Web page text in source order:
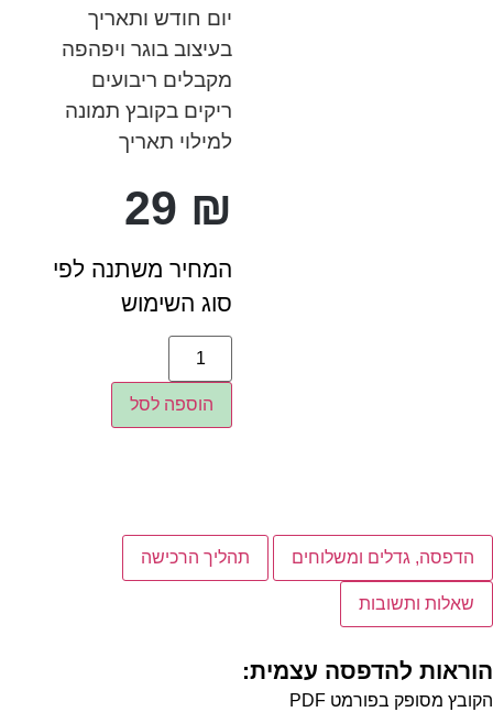
יום חודש ותאריך
בעיצוב בוגר ויפהפה
מקבלים ריבועים
ריקים בקובץ תמונה
למילוי תאריך
29 ₪
המחיר משתנה לפי
סוג השימוש
הוספה לסל
הדפסה, גדלים ומשלוחים תהליך הרכישה
שאלות ותשובות
הוראות להדפסה עצמית:
הקובץ מסופק בפורמט PDF